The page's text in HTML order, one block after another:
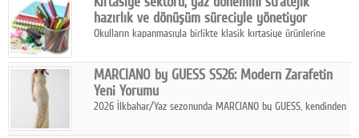
koleksiyonerlerle buluşuyor
hazırlık ve dönüşüm süreciyle yönetiyor
Okulların kapanmasıyla birlikte klasik kırtasiye ürünlerine
sanat ve eğitici aktivite ürünleriyle dinamik bir biçimde
geçiriyor.
MARCIANO by GUESS SS26: Modern Zarafetin
Yeni Yorumu
2026 İlkbahar/Yaz sezonunda MARCIANO by GUESS, kendinden